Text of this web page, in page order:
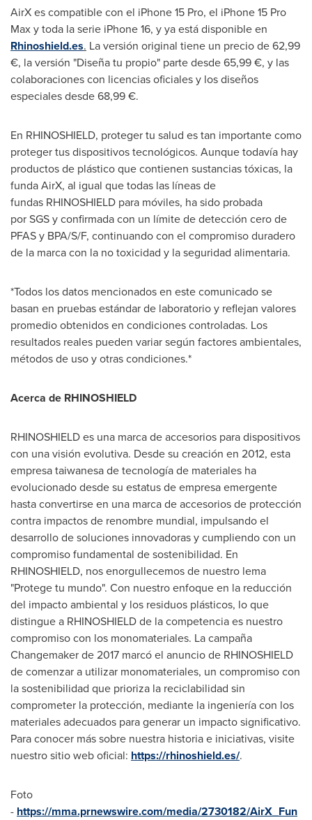
AirX es compatible con el iPhone 15 Pro, el iPhone 15 Pro
Max y toda la serie iPhone 16, y ya está disponible en
Rhinoshield.es. La versión original tiene un precio de 62,99
€, la versión "Diseña tu propio" parte desde 65,99 €, y las
colaboraciones con licencias oficiales y los diseños
especiales desde 68,99 €.
En RHINOSHIELD, proteger tu salud es tan importante como
proteger tus dispositivos tecnológicos. Aunque todavía hay
productos de plástico que contienen sustancias tóxicas, la
funda AirX, al igual que todas las líneas de
fundas RHINOSHIELD para móviles, ha sido probada
por SGS y confirmada con un límite de detección cero de
PFAS y BPA/S/F, continuando con el compromiso duradero
de la marca con la no toxicidad y la seguridad alimentaria.
*Todos los datos mencionados en este comunicado se
basan en pruebas estándar de laboratorio y reflejan valores
promedio obtenidos en condiciones controladas. Los
resultados reales pueden variar según factores ambientales,
métodos de uso y otras condiciones.*
Acerca de RHINOSHIELD
RHINOSHIELD es una marca de accesorios para dispositivos
con una visión evolutiva. Desde su creación en 2012, esta
empresa taiwanesa de tecnología de materiales ha
evolucionado desde su estatus de empresa emergente
hasta convertirse en una marca de accesorios de protección
contra impactos de renombre mundial, impulsando el
desarrollo de soluciones innovadoras y cumpliendo con un
compromiso fundamental de sostenibilidad. En
RHINOSHIELD, nos enorgullecemos de nuestro lema
"Protege tu mundo". Con nuestro enfoque en la reducción
del impacto ambiental y los residuos plásticos, lo que
distingue a RHINOSHIELD de la competencia es nuestro
compromiso con los monomateriales. La campaña
Changemaker de 2017 marcó el anuncio de RHINOSHIELD
de comenzar a utilizar monomateriales, un compromiso con
la sostenibilidad que prioriza la reciclabilidad sin
comprometer la protección, mediante la ingeniería con los
materiales adecuados para generar un impacto significativo.
Para conocer más sobre nuestra historia e iniciativas, visite
nuestro sitio web oficial: https://rhinoshield.es/.
Foto
- https://mma.prnewswire.com/media/2730182/AirX_Fun